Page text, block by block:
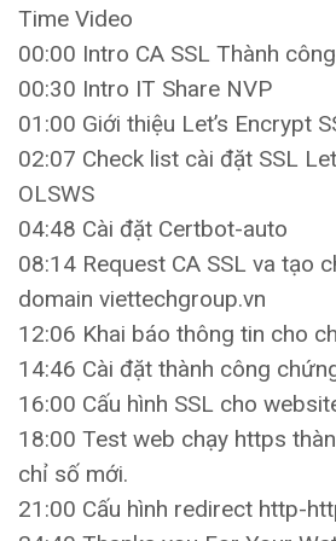
Time Video
00:00 Intro CA SSL Thành công
00:30 Intro IT Share NVP
01:00 Giới thiệu Let’s Encrypt
02:07 Check list cài đặt SSL
OLSWS
04:48 Cài đặt Certbot-auto
08:14 Request CA SSL va tạo
domain viettechgroup.vn
12:06 Khai báo thông tin cho
14:46 Cài đặt thành công
16:00 Cấu hình SSL cho
18:00 Test web chạy https
chỉ số mới.
21:00 Cấu hình redirect http-